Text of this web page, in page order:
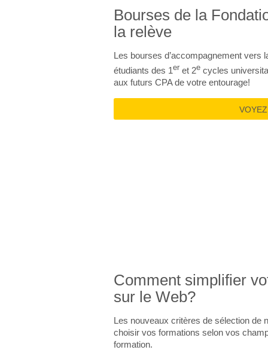
Bourses de la
la relève
Les bourses d’accompagnement vers
étudiants des 1er et 2e cycles
aux futurs CPA de votre entourage!
Comment simplifier
sur le Web?
Les nouveaux critères de sélection de
choisir vos formations selon vos
formation.